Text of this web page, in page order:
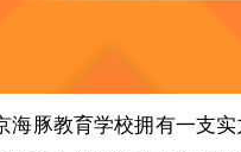
海豚教育学校拥有一支